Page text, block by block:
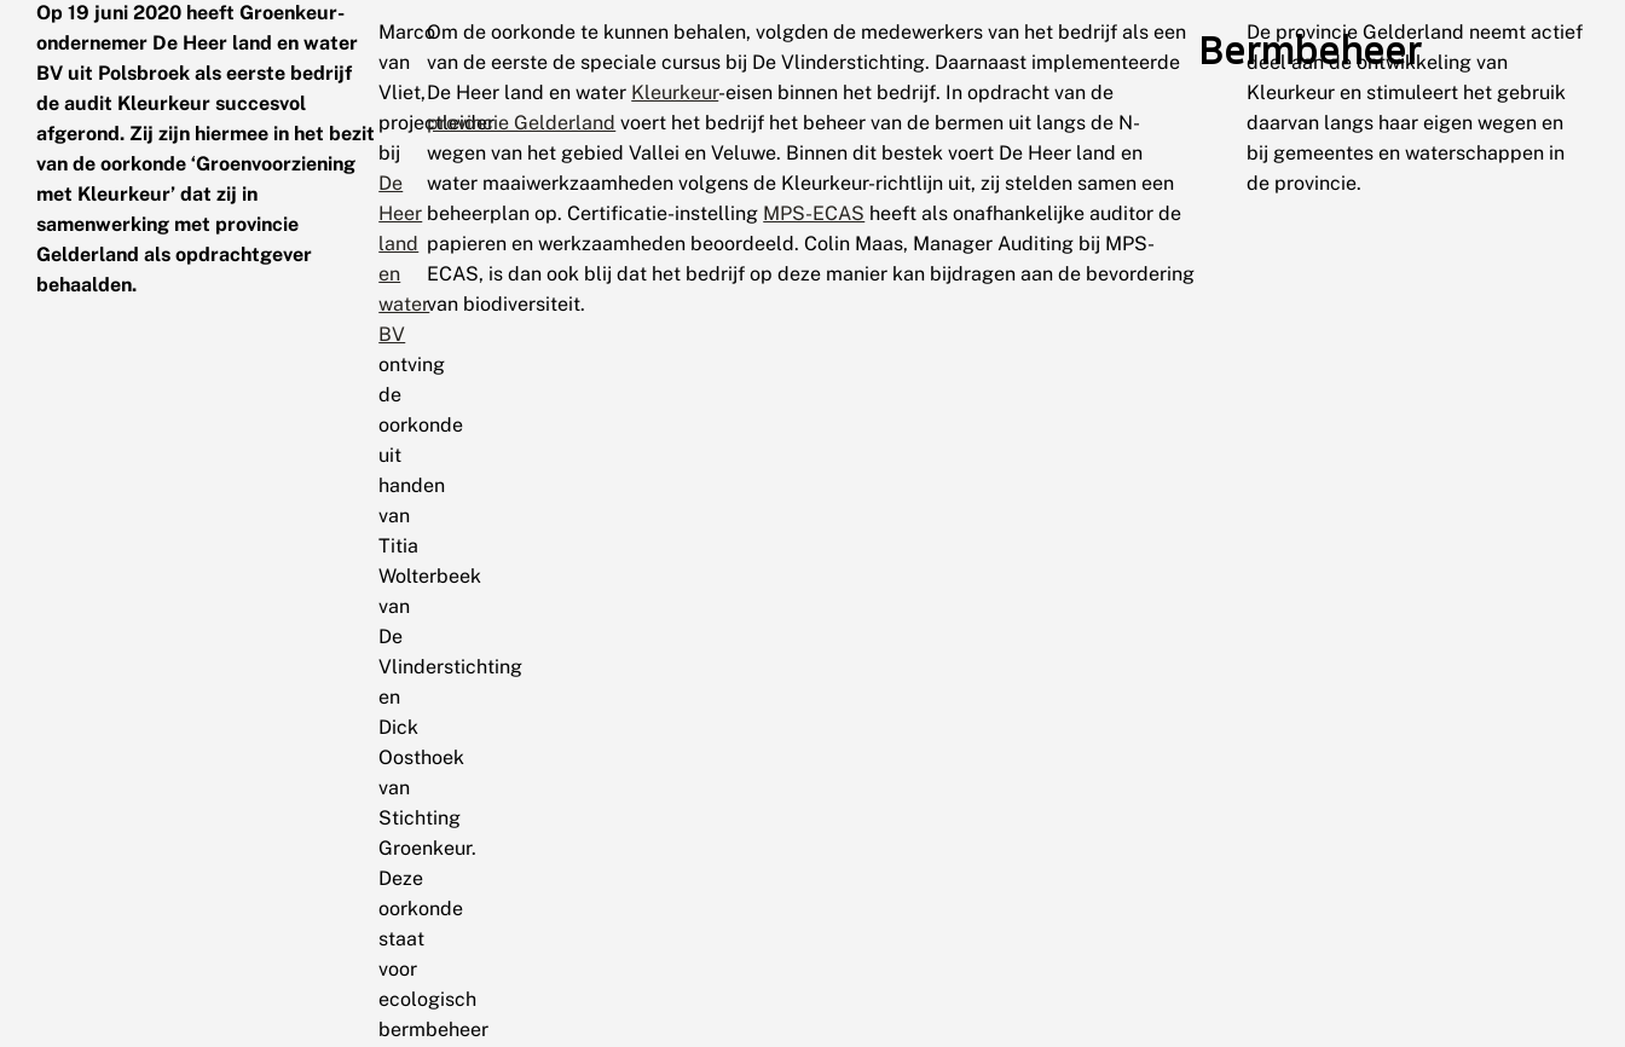
Op 19 juni 2020 heeft Groenkeur-
ondernemer De Heer land en water
BV uit Polsbroek als eerste bedrijf
de audit Kleurkeur succesvol
afgerond. Zij zijn hiermee in het bezit
van de oorkonde ‘Groenvoorziening
met Kleurkeur’ dat zij in
samenwerking met provincie
Gelderland als opdrachtgever
behaalden.
Marco
van
Vliet,
projectleider
bij
De
Heer
land
en
water
BV
ontving
de
oorkonde
uit
handen
van
Titia
Wolterbeek
van
De
Vlinderstichting
en
Dick
Oosthoek
van
Stichting
Groenkeur.
Deze
oorkonde
staat
voor
ecologisch
bermbeheer
Om de oorkonde te kunnen behalen, volgden de medewerkers van het bedrijf als een
van de eerste de speciale cursus bij De Vlinderstichting. Daarnaast implementeerde
De Heer land en water Kleurkeur-eisen binnen het bedrijf. In opdracht van de
provincie Gelderland voert het bedrijf het beheer van de bermen uit langs de N-
wegen van het gebied Vallei en Veluwe. Binnen dit bestek voert De Heer land en
water maaiwerkzaamheden volgens de Kleurkeur-richtlijn uit, zij stelden samen een
beheerplan op. Certificatie-instelling MPS-ECAS heeft als onafhankelijke auditor de
papieren en werkzaamheden beoordeeld. Colin Maas, Manager Auditing bij MPS-
ECAS, is dan ook blij dat het bedrijf op deze manier kan bijdragen aan de bevordering
van biodiversiteit.
Bermbeheer
De provincie Gelderland neemt actief
deel aan de ontwikkeling van
Kleurkeur en stimuleert het gebruik
daarvan langs haar eigen wegen en
bij gemeentes en waterschappen in
de provincie.